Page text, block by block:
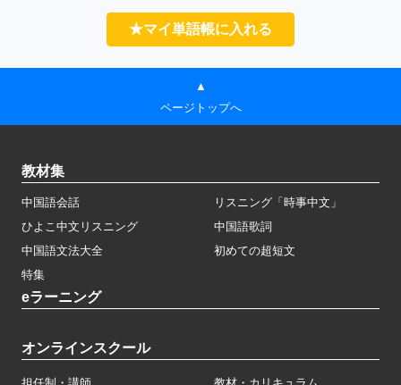
★マイ単語帳に入れる
▲
ページトップへ
教材集
中国語会話
リスニング「時事中文」
ひよこ中文リスニング
中国語歌詞
中国語文法大全
初めての超短文
特集
eラーニング
オンラインスクール